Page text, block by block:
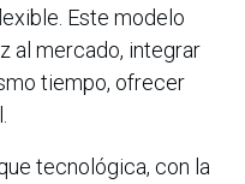
Este modelo
al mercado, integrar
tiempo, ofrecer
tecnológica, con la